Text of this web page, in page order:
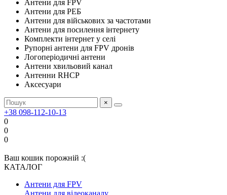
Антени для FPV
Антени для РЕБ
Антени для військових за частотами
Антени для посилення інтернету
Комплекти інтернет у селі
Рупорні антени для FPV дронів
Логоперіодичні антени
Антени хвильовий канал
Антенни RHCP
Аксесуари
×
+38 098-112-10-13
0
0
0
Ваш кошик порожній :(
КАТАЛОГ
Антени для FPV
Антени для відеоканалу